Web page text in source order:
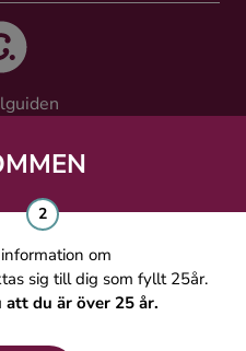
om
sig till dig som fyllt 25år.
du är över 25 år.
111 64 Stockholm